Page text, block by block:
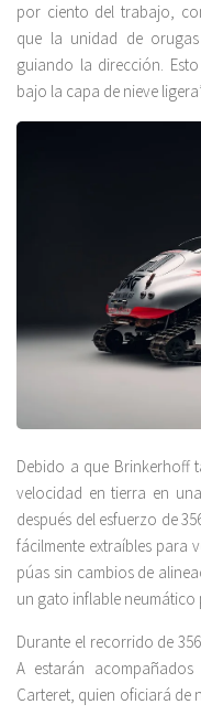
por ciento del trabajo,
que la unidad de
guiando la dirección.
bajo la capa de nieve
Debido a que Brinkerhoff
velocidad en tierra en
después del esfuerzo de
fácilmente extraíbles para
púas sin cambios de
un gato inflable neumático
Durante el recorrido de
A estarán
Carteret, quien oficiará de